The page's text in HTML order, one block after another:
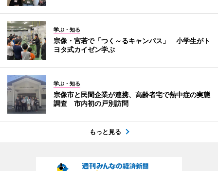
学ぶ・知る
宗像・宮若で「つく～るキャンパス」 小学生がト
ヨタ式カイゼン学ぶ
学ぶ・知る
宗像市と民間企業が連携、高齢者宅で熱中症の実態
調査 市内初の戸別訪問
もっと見る